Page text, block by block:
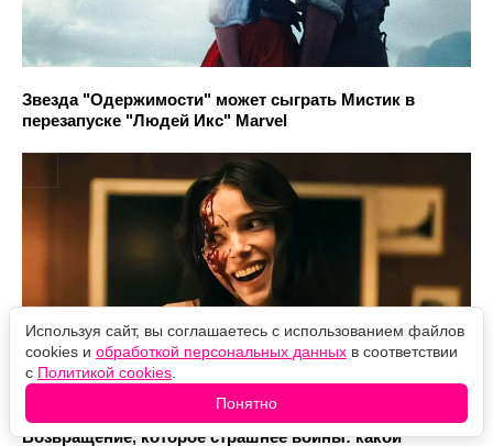
Звезда "Одержимости" может сыграть Мистик в
перезапуске "Людей Икс" Marvel
Возвращение, которое страшнее войны: какой
Используя сайт, вы соглашаетесь с использованием файлов
cookies и обработкой персональных данных в соответствии
с Политикой cookies
Понятно